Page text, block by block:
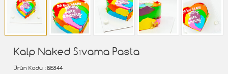
Kalp Naked Sıvama Pasta
Ürün Kodu : BE844